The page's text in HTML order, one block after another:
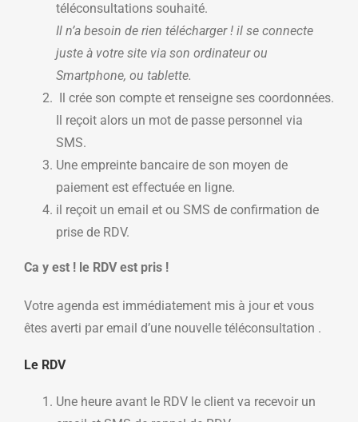
téléconsultations souhaité.
Il n’a besoin de rien télécharger ! il se connecte
juste à votre site via son ordinateur ou
Smartphone, ou tablette.
Il crée son compte et renseigne ses coordonnées.
Il reçoit alors un mot de passe personnel via
SMS.
Une empreinte bancaire de son moyen de
paiement est effectuée en ligne.
il reçoit un email et ou SMS de confirmation de
prise de RDV.
Ca y est ! le RDV est pris !
Votre agenda est immédiatement mis à jour et vous
êtes averti par email d’une nouvelle téléconsultation .
Le RDV
Une heure avant le RDV le client va recevoir un